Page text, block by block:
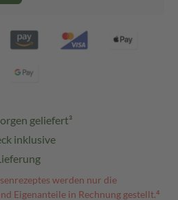
geliefert³
inklusive
werden nur die
Eigenanteile in Rechnung gestellt.⁴